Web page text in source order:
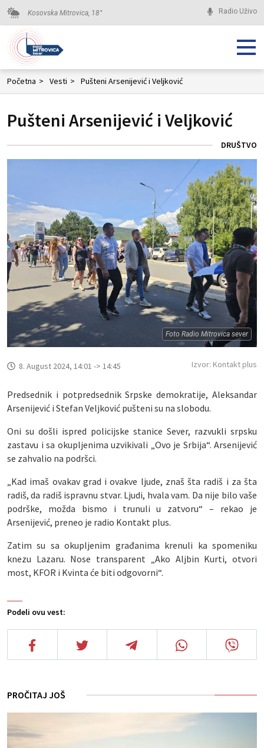
Kosovska Mitrovica, 18° Radio Uživo
Početna > Vesti > Pušteni Arsenijević i Veljković
Pušteni Arsenijević i Veljković
DRUŠTVO
Foto Radio Mitrovica sever
Podeli ovu vest:
8. August 2024, 14:01 -> 14:45 Izvor: Kontakt plus
Predsednik i potpredsednik Srpske demokratije, Aleksandar
Arsenijević i Stefan Veljković pušteni su na slobodu.
Oni su došli ispred policijske stanice Sever, razvukli srpsku
zastavu i sa okupljenima uzvikivali „Ovo je Srbija“. Arsenijević
se zahvalio na podršci.
„Kad imaš ovakav grad i ovakve ljude, znaš šta radiš i za šta
radiš, da radiš ispravnu stvar. Ljudi, hvala vam. Da nije bilo vaše
podrške, možda bismo i trunuli u zatvoru“ – rekao je
Arsenijević, preneo je radio Kontakt plus.
Zatim su sa okupljenim građanima krenuli ka spomeniku
knezu Lazaru. Nose transparent „Ako Aljbin Kurti, otvori
most, KFOR i Kvinta će biti odgovorni“.
PROČITAJ JOŠ